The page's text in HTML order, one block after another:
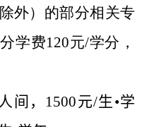
外）的部分相关专
学费120元/学分，
间， 1500元/生•学